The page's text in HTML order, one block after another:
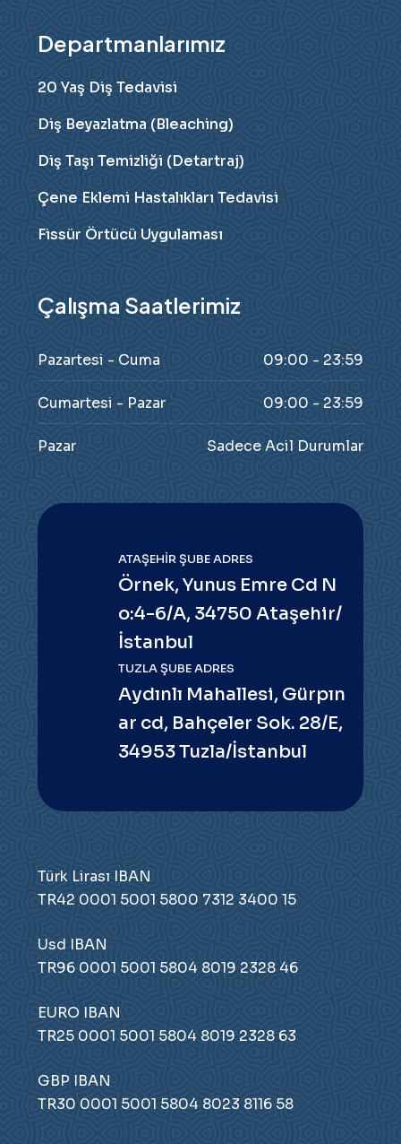
Departmanlarımız
20 Yaş Diş Tedavisi
Diş Beyazlatma (Bleaching)
Diş Taşı Temizliği (Detartraj)
Çene Eklemi Hastalıkları Tedavisi
Fissür Örtücü Uygulaması
Çalışma Saatlerimiz
Pazartesi - Cuma 09:00 - 23:59
Cumartesi - Pazar 09:00 - 23:59
Pazar Sadece Acil Durumlar
ATAŞEHIR ŞUBE ADRES
Örnek, Yunus Emre Cd N
o:4-6/A, 34750 Ataşehir/
İstanbul
TUZLA ŞUBE ADRES
Aydınlı Mahallesi, Gürpın
ar cd, Bahçeler Sok. 28/E,
34953 Tuzla/İstanbul
Türk Lirası IBAN
TR42 0001 5001 5800 7312 3400 15
Usd IBAN
TR96 0001 5001 5804 8019 2328 46
EURO IBAN
TR25 0001 5001 5804 8019 2328 63
GBP IBAN
TR30 0001 5001 5804 8023 8116 58